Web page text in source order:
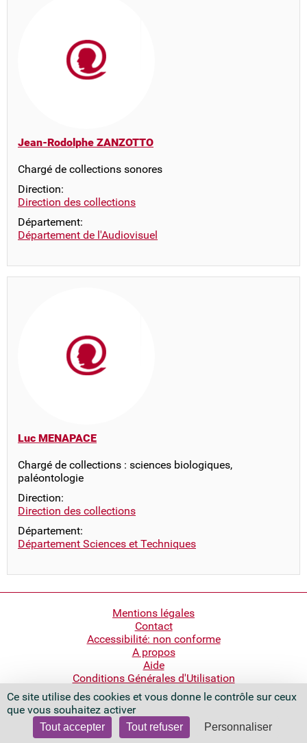
Ce site utilise des cookies et vous donne le contrôle sur ceux
que vous souhaitez activer
Tout accepter Tout refuser Personnaliser
Jean-Rodolphe ZANZOTTO
Chargé de collections sonores
Direction:
Direction des collections
Département:
Département de l'Audiovisuel
Luc MENAPACE
Chargé de collections : sciences biologiques,
paléontologie
Direction:
Direction des collections
Département:
Département Sciences et Techniques
Mentions légales
Contact
Accessibilité: non conforme
A propos
Aide
Conditions Générales d'Utilisation
Bibliothèque nationale de France
Quai François Mauriac
75706 Paris Cedex 13 - France